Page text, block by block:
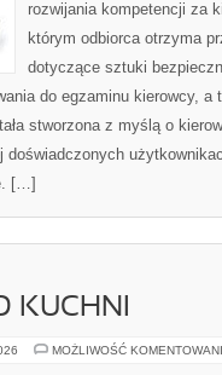
rozwijania kompetencji za
którym odbiorca otrzyma
dotyczące sztuki
do egzaminu kierowcy, a
stworzona z myślą o
doświadczonych
[…]
KUCHNI
MOŻLIWOŚĆ